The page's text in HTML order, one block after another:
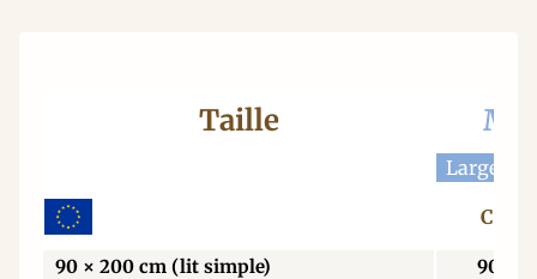
Taille
Largeur
90 × 200 cm (lit simple) 90